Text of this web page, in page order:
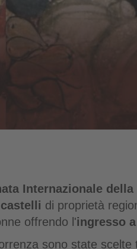
Internazionale della
castelli di proprietà
offrendo l'ingresso
sono state scelte